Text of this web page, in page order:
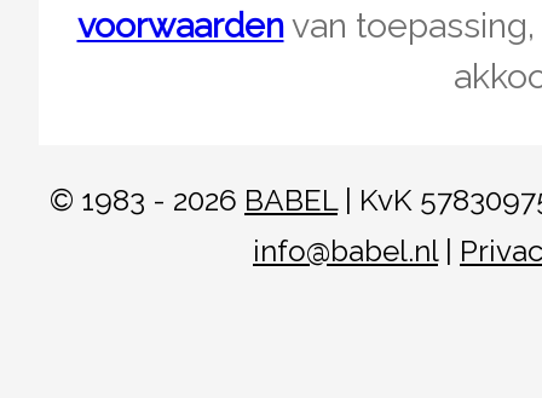
voorwaardenvan
© 1983 - 2026 BABEL| KvK
info@babel.nl|